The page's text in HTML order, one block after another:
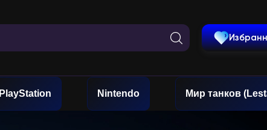
PlayStation Nintendo Мир танков